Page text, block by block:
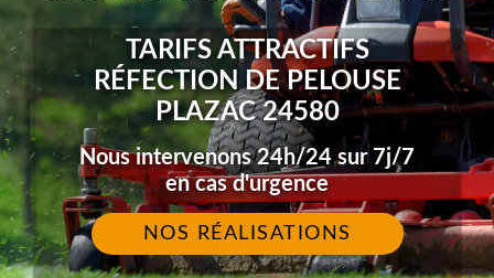
TARIFS ATTRACTIFS
RÉFECTION DE PELOUSE
PLAZAC 24580
Nous intervenons 24h/24 sur 7j/7
en cas d'urgence
NOS RÉALISATIONS